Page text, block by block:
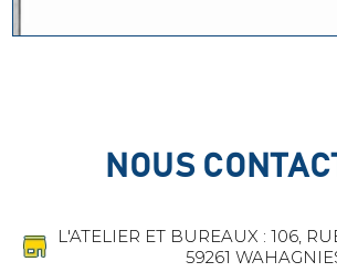
NOUS
L'ATELIER ET BUREAUX : 106,
59261